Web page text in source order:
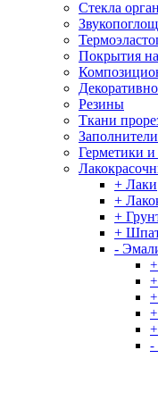
Стекла
Покрытия
Резины
Ткани
Герметики
+ Лаки
+
+
+
-
-